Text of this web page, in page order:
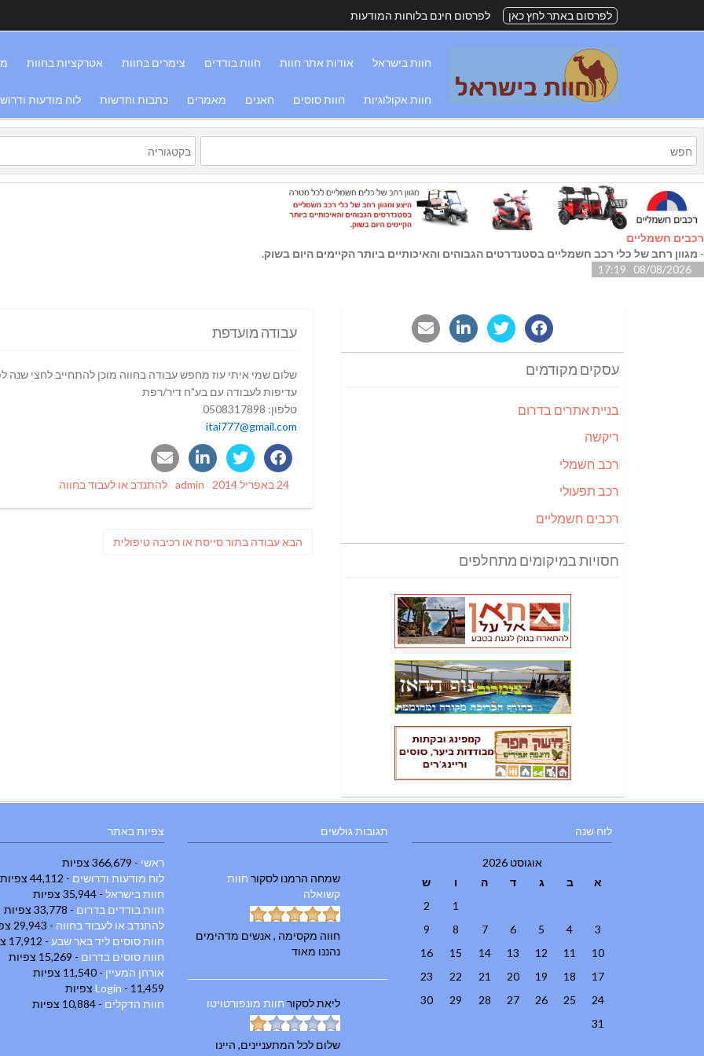
לפרסום באתר לחץ כאן לפרסום חינם בלוחות המודעות
חוות בישראל אודות אתר חוות חוות בודדים צימרים בחוות אטרקציות בחוות
חוות אקולוגיות חוות סוסים חאנים מאמרים כתבות וחדשות לוח מודעות
רכבים חשמליים
- מגוון רחב של כלי רכב חשמליים בסטנדרטים הגבוהים והאיכותיים ביותר הקיימים היום בשוק.
08/08/2026 17:19
עבודה מועדפת
שלום שמי איתי עוז מחפש עבודה בחווה מוכן להתחייב לחצי שנה
עדיפות לעבודה עם בע"ח דיר/רפת
טלפון: 0508317898
itai777@gmail.com
Posted
24 באפריל 2014 Author
admin
Categories
להתנדב או לעבוד בחווה
הבאפוסט
עבודה בתור סייסת או רכיבה טיפולית
עסקים מקודמים
בניית אתרים בדרום
ריקשה
רכב חשמלי
רכב תפעולי
רכבים חשמליים
חסויות במיקומים מתחלפים
צפיות באתר
ראשי - 366,679 צפיות
לוח מודעות ודרושים - 44,112 צפיות
חוות בישראל - 35,944 צפיות
חוות בודדים בדרום - 33,778 צפיות
להתנדב או לעבוד בחווה - 29,943 צפיות
חוות סוסים ליד באר שבע - 17,912 צפיות
חוות סוסים בדרום - 15,269 צפיות
אורחן המעיין - 11,540 צפיות
Login - 11,459 צפיות
חוות הדקלים - 10,884 צפיות
תגובות גולשים
שמחה הרמנו לסקור חוות
קשואלה
חווה מקסימה , אנשים מדהימים
נהננו מאוד
ליאתלסקור חוות מונפורטויטו
שלום לכל המתעניינים, היינו
לוח שנה
אוגוסט 2026
א
ב ג ד ה ו
ש
1
2
3
4
5
6
7
8
9
10
11
12
13
14
15
16
17
18
19
20
21
22
23
24
25
26
27
28
29
30
31